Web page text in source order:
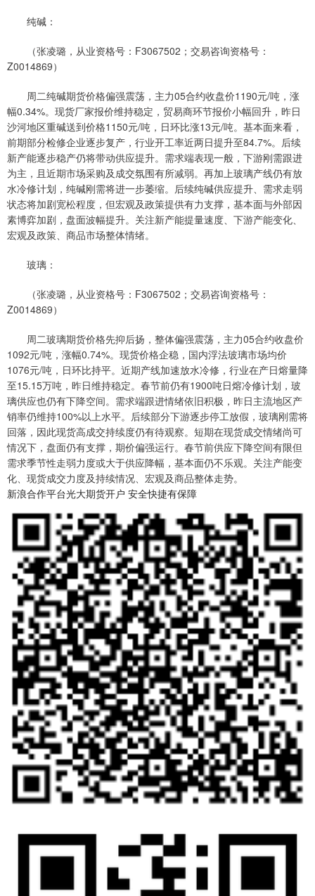
纯碱：
（张凌璐，从业资格号：F3067502；交易咨询资格号：
Z0014869）
周二纯碱期货价格偏强震荡，主力05合约收盘价1190元/吨，涨
幅0.34%。现货厂家报价维持稳定，贸易商环节报价小幅回升，昨日
沙河地区重碱送到价格1150元/吨，日环比涨13元/吨。基本面来看，
前期部分检修企业逐步复产，行业开工率近两日提升至84.7%。后续
新产能逐步稳产仍将带动供应提升。需求端表现一般，下游刚需跟进
为主，且近期市场采购及成交氛围有所减弱。再加上玻璃产线仍有放
水冷修计划，纯碱刚需将进一步萎缩。后续纯碱供应提升、需求走弱
状态将加剧宽松程度，但宏观及政策提供有力支撑，基本面与外部因
素博弈加剧，盘面波幅提升。关注新产能提量速度、下游产能变化、
宏观及政策、商品市场整体情绪。
玻璃：
（张凌璐，从业资格号：F3067502；交易咨询资格号：
Z0014869）
周二玻璃期货价格先抑后扬，整体偏强震荡，主力05合约收盘价
1092元/吨，涨幅0.74%。现货价格企稳，国内浮法玻璃市场均价
1076元/吨，日环比持平。近期产线加速放水冷修，行业在产日熔量降
至15.15万吨，昨日维持稳定。春节前仍有1900吨日熔冷修计划，玻
璃供应也仍有下降空间。需求端跟进情绪依旧积极，昨日主流地区产
销率仍维持100%以上水平。后续部分下游逐步停工放假，玻璃刚需将
回落，因此现货高成交持续度仍有待观察。短期在现货成交情绪尚可
情况下，盘面仍有支撑，期价偏强运行。春节前供应下降空间有限但
需求季节性走弱力度或大于供应降幅，基本面仍不乐观。关注产能变
化、现货成交力度及持续情况、宏观及商品整体走势。
新浪合作平台光大期货开户 安全快捷有保障